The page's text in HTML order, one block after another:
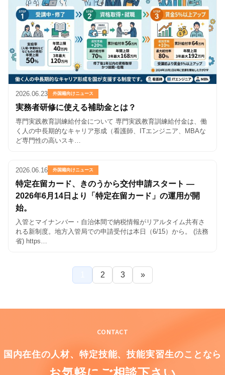
2026.06.23 外国籍向けニュース
実務者研修に使える補助金とは？
専門実践教育訓練給付金について 専門実践教育訓練給付金は、働
く人の中長期的なキャリア形成（看護師、ITエンジニア、MBAな
ど専門性の高いスキ…
2026.06.16 外国籍向けニュース
特定在留カード、きのうから交付申請スタート —
2026年6月14日より「特定在留カード」の運用が開
始。
入管とマイナンバー・自治体間で納税情報がリアルタイム共有さ
れる新制度。地方入管局での申請受付は本日（6/15）から。 (法務
省) https…
投
の
ジ
2 3 »
CONTACT
国内在住の人材、特定技能、技能実習生のことなら